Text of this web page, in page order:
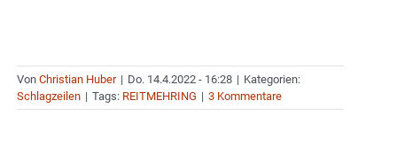
Von Christian Huber | Do. 14.4.2022 - 16:28 | Kategorien:
Schlagzeilen | Tags: REITMEHRING | 3 Kommentare